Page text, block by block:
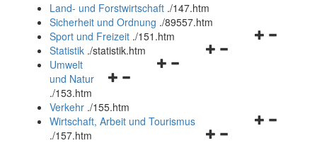
und
schließen
Land- und Forstwirtschaft ./147.htm
Sicherheit und Ordnung ./89557.htm
Navigationsmenü
Sport und Freizeit ./151.htm
Navigationsmenü
Statistik ./statistik.htm
Navigationsmenü
und
schließen
Umwelt
und Natur
./153.htm
Verkehr ./155.htm
Navigationsmenü
Wirtschaft, Arbeit und Tourismus
./157.htm